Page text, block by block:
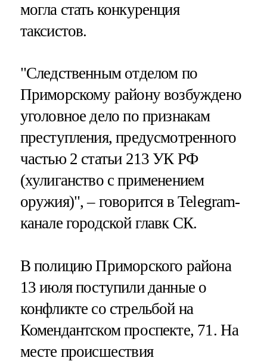
могла стать конкуренция
таксистов.
"Следственным отделом по
Приморскому району возбуждено
уголовное дело по признакам
преступления, предусмотренного
частью 2 статьи 213 УК РФ
(хулиганство с применением
оружия)", – говорится в Telegram-
канале городской главк СК.
В полицию Приморского района
13 июля поступили данные о
конфликте со стрельбой на
Комендантском проспекте, 71. На
месте происшествия